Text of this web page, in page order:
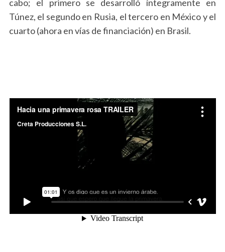
cabo; el primero se desarrolló íntegramente en
Túnez, el segundo en Rusia, el tercero en México y el
cuarto (ahora en vías de financiación) en Brasil.